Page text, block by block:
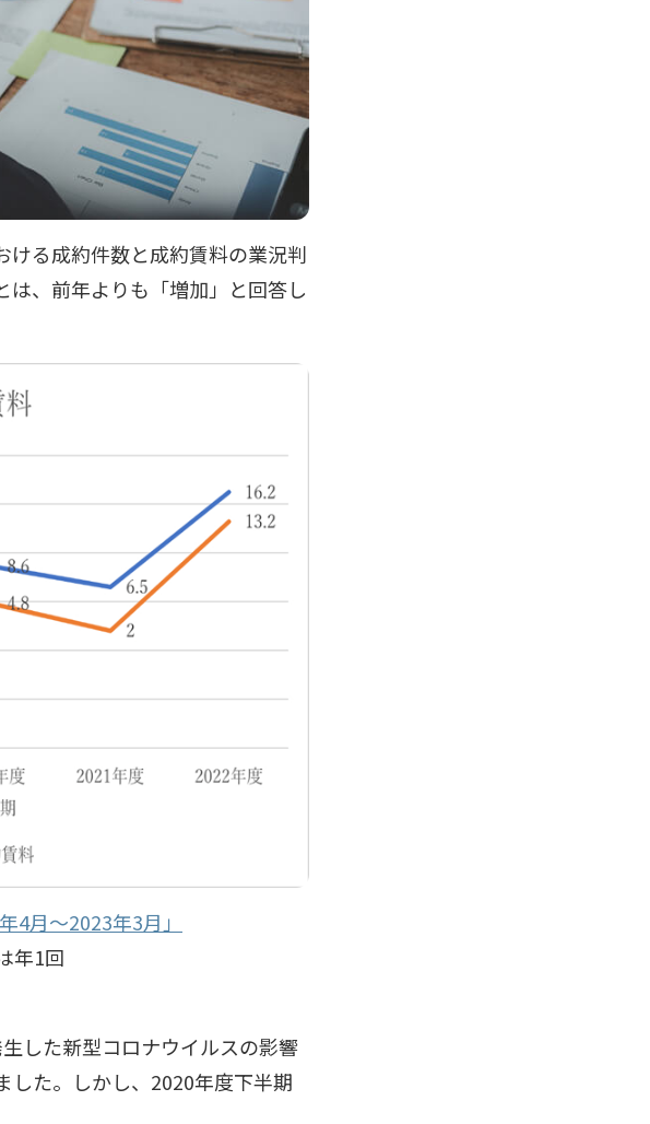
ける成約件数と成約賃料の業況判
、前年よりも「増加」と回答し
4月～2023年3月」
年1回
した新型コロナウイルスの影響
した。しかし、2020年度下半期